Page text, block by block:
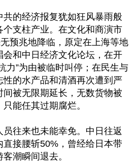
共的经济报复犹如狂风暴雨般
个支柱产业。在文化和商演市
预兆地降临，原定在上海等地
和中日经济文化论坛，在开
力”为由被临时叫停；在民生与
性的水产品和清酒再次遭到严
间被无限期延长，无数货物被
能任其过期腐烂。
往来也未能幸免。中日往返
接腰斩50%，曾经给日本带
潮瞬间退去。